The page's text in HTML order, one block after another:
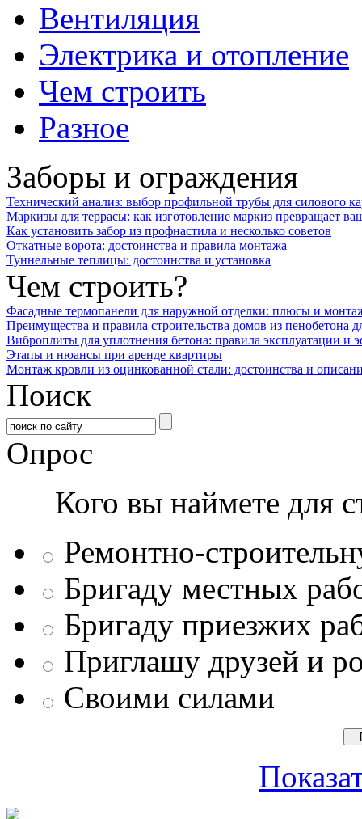
Вентиляция
Электрика и отопление
Чем строить
Разное
Заборы и ограждения
Технический анализ: выбор профильной трубы для силового
Маркизы для террасы: как изготовление маркиз превращает
Как установить забор из профнастила и несколько советов
Откатные ворота: достоинства и правила монтажа
Туннельные теплицы: достоинства и установка
Чем строить?
Фасадные термопанели для наружной отделки: плюсы и
Преимущества и правила строительства домов из пенобетона
Виброплиты для уплотнения бетона: правила эксплуатации и
Этапы и нюансы при аренде квартиры
Монтаж кровли из оцинкованной стали: достоинства и
Поиск
Опрос
Кого вы наймете для
Ремонтно-
Бригаду местных
Бригаду приезжих
Приглашу друзей и
Своими силами